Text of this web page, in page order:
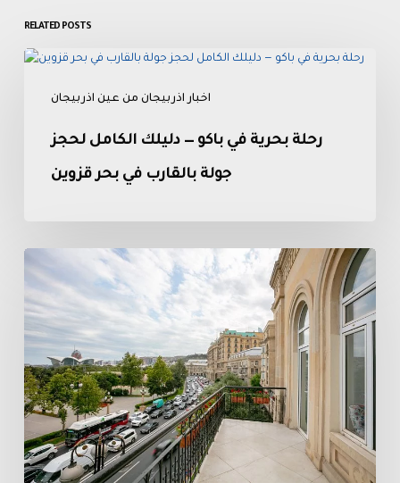
RELATED POSTS
اخبار اذربيجان من عين اذربيجان
رحلة
بحر
قزوين
رحلة بحرية في باكو — دليلك الكامل لحجز
جولة بالقارب في بحر قزوين
Hotel
Baku